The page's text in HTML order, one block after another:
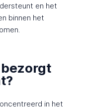
en het
binnen het
in het